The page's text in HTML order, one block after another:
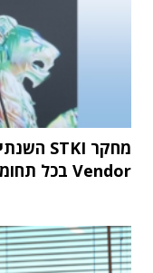
Vendor בכל תחומי שוק ה-IT